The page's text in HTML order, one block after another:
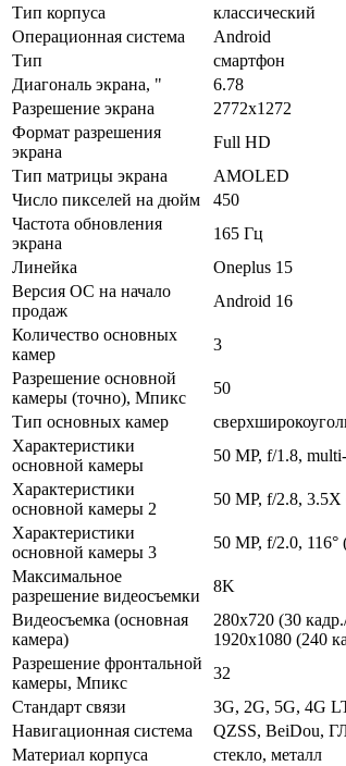
Тип корпуса
классический
Операционная система
Android
Тип
смартфон
Диагональ экрана, "
6.78
Разрешение экрана
2772x1272
Формат разрешения
экрана
Full HD
Тип матрицы экрана
AMOLED
Число пикселей на дюйм
450
Частота обновления
экрана
165 Гц
Линейка
Oneplus 15
Версия ОС на начало
продаж
Android 16
Количество основных
камер
3
Разрешение основной
камеры (точно), Мпикс
50
Тип основных камер
Характеристики
основной камеры
50 MP, f/1.8,
Характеристики
основной камеры 2
50 MP, f/2.8,
Характеристики
основной камеры 3
50 MP, f/2.0,
Максимальное
разрешение видеосъемки
8K
Видеосъемка (основная
камера)
280x720 (30
1920x1080 (240
Разрешение фронтальной
камеры, Мпикс
32
Стандарт связи
3G, 2G, 5G, 4G
Навигационная система
QZSS, BeiDou,
Материал корпуса
стекло, металл